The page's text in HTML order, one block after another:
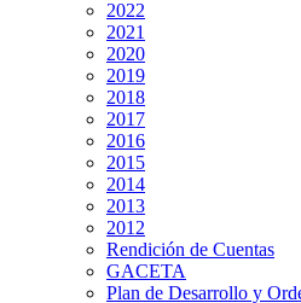
2022
2021
2020
2019
2018
2017
2016
2015
2014
2013
2012
Rendición de Cuentas
GACETA
Plan de Desarrollo y